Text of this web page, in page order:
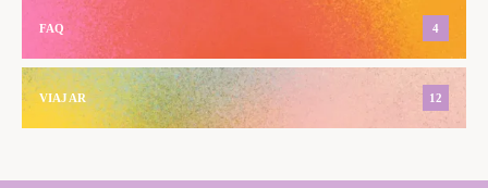
FAQ 4
VIAJAR 12